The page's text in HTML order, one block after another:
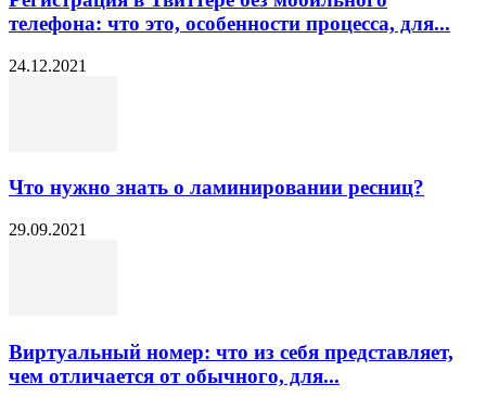
телефона: что это, особенности процесса, для...
24.12.2021
Что нужно знать о ламинировании ресниц?
29.09.2021
Виртуальный номер: что из себя представляет,
чем отличается от обычного, для...